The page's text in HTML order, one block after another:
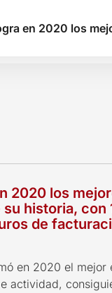
resultados de su historia, con 13,8 millones de euros de
2020 los
historia, con
de
en 2020 el mejor
actividad,